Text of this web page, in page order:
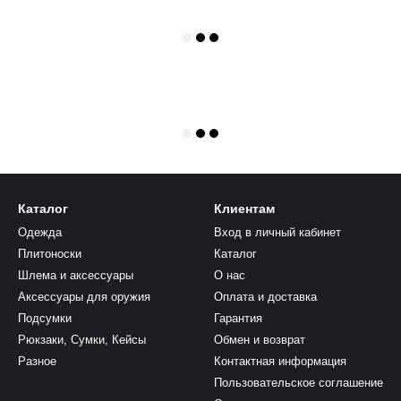
Каталог
Одежда
Плитоноски
Шлема и аксессуары
Аксессуары для оружия
Подсумки
Рюкзаки, Сумки, Кейсы
Разное
Клиентам
Вход в личный кабинет
Каталог
О нас
Оплата и доставка
Гарантия
Обмен и возврат
Контактная информация
Пользовательское соглашение